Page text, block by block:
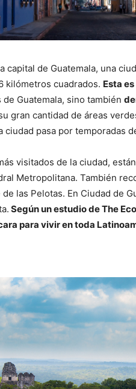
capital de Guatemala, una
kilómetros cuadrados. Esta
Guatemala, sino también
gran cantidad de áreas
pasa por temporadas
visitados de la ciudad,
Metropolitana. También
las Pelotas. En Ciudad de
Según un estudio de The
para vivir en toda